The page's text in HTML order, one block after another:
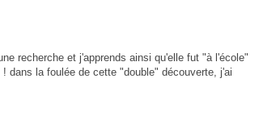
recherche et j'apprends ainsi qu'elle fut "à l'école"
dans la foulée de cette "double" découverte, j'ai